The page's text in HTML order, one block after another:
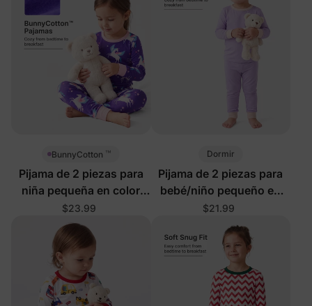
BunnyCotton ™
Pijama de 2 piezas para
niña pequeña en color
morado
$23.99
Dormir
Pijama de 2 piezas para
bebé/niño pequeño en
color morado
$21.99